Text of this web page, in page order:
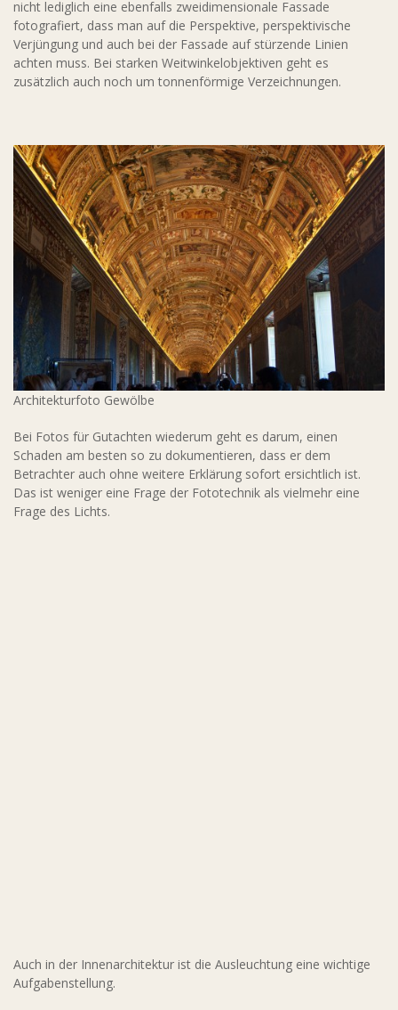
nicht lediglich eine ebenfalls zweidimensionale Fassade
fotografiert, dass man auf die Perspektive, perspektivische
Verjüngung und auch bei der Fassade auf stürzende Linien
achten muss. Bei starken Weitwinkelobjektiven geht es
zusätzlich auch noch um tonnenförmige Verzeichnungen.
Architekturfoto Gewölbe
Bei Fotos für Gutachten wiederum geht es darum, einen
Schaden am besten so zu dokumentieren, dass er dem
Betrachter auch ohne weitere Erklärung sofort ersichtlich ist.
Das ist weniger eine Frage der Fototechnik als vielmehr eine
Frage des Lichts.
Auch in der Innenarchitektur ist die Ausleuchtung eine wichtige
Aufgabenstellung.